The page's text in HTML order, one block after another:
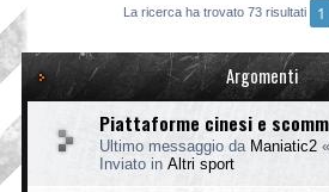
La ricerca ha trovato 73 risultati 1
Argomenti
Piattaforme cinesi e
Ultimo messaggio da Maniatic2 «
Inviato in Altri sport